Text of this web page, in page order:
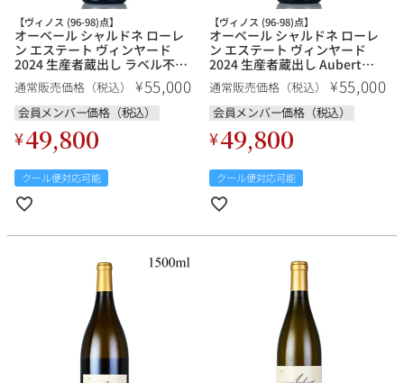
【ヴィノス (96-98)点】
オーベール シャルドネ ローレ
ン エステート ヴィンヤード
2024 生産者蔵出し ラベル不良
Aubert Chardonnay Lauren
Vineyard アメリカ カリフォル
ニア 白ワイン 新入荷
通常販売価格（税込） ¥55,000
会員メンバー価格（税込）
¥49,800
クール便対応可能
【ヴィノス (96-98)点】
オーベール シャルドネ ローレ
ン エステート ヴィンヤード
2024 生産者蔵出し Aubert
Chardonnay Lauren Vineyard
アメリカ カリフォルニア 白ワ
イン 新入荷
通常販売価格（税込） ¥55,000
会員メンバー価格（税込）
¥49,800
クール便対応可能